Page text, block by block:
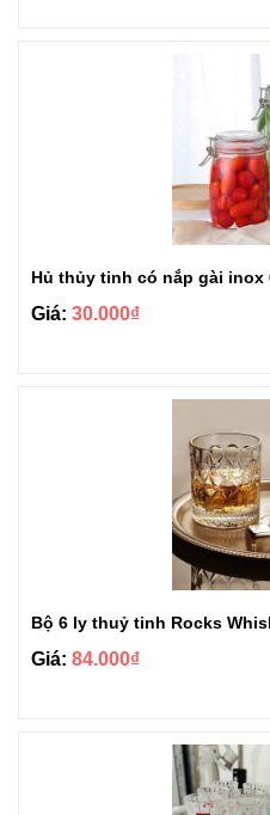
Hủ thủy tinh có nắp gài inox
Giá: 30.000₫
Giá: 84.000₫